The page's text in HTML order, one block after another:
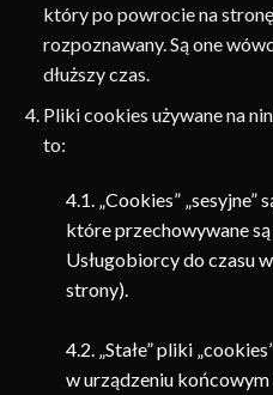
który po powrocie na
rozpoznawany. Są one
dłuższy czas.
Pliki cookies używane na
to:
4.1. „Cookies”
które przechowywane
Usługobiorcy do czasu
strony).
4.2. „Stałe” pliki
w urządzeniu